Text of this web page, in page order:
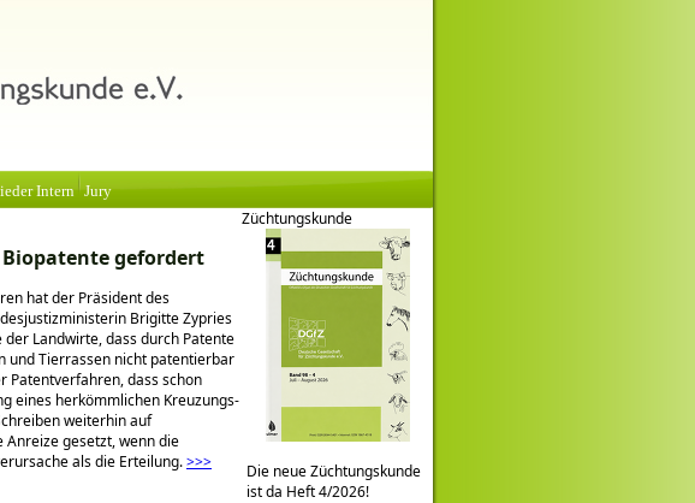
Intern Jury
gefordert
hat der Präsident des
Brigitte Zypries
Landwirte, dass durch Patente
und Tierrassen nicht patentierbar
Patentverfahren, dass schon
eines herkömmlichen Kreuzungs-
weiterhin auf
Anreize gesetzt, wenn die
als die Erteilung.>>>
Züchtungskunde
Die neue Züchtungskunde
ist da Heft 4/2026!